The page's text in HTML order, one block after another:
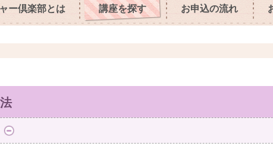
ー倶楽部とは 講座を探す お申込の流れ